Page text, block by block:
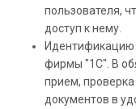
пользователя,
доступ к нему.
Идентификацию
фирмы "1С". В
прием,
документов в